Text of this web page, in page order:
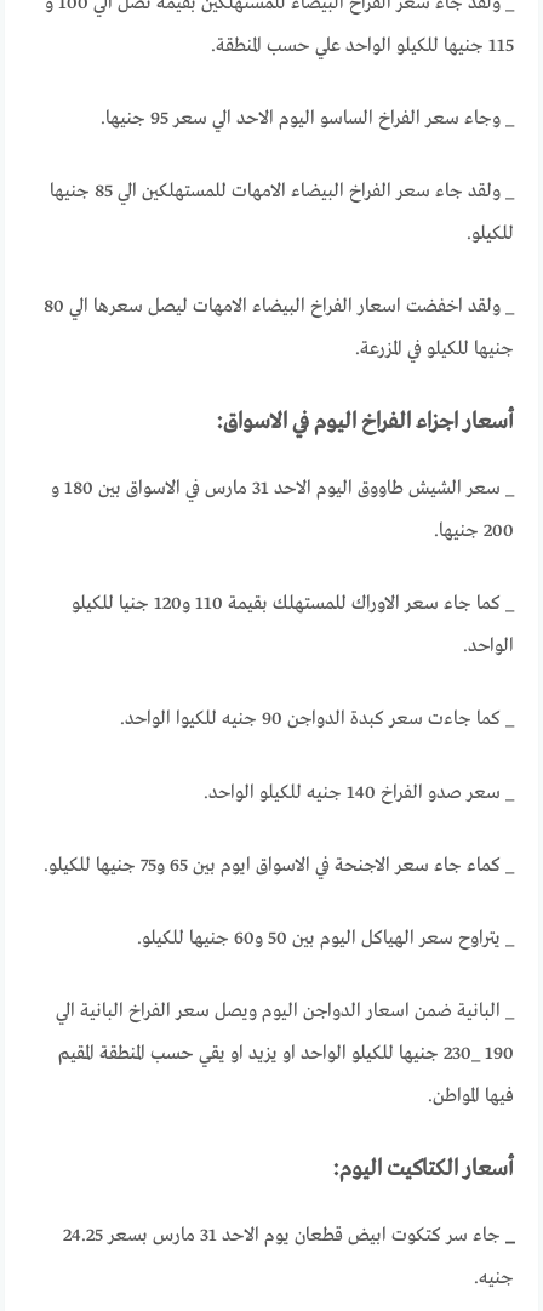
115 جنيها للكيلو الواحد علي حسب المنطقة.
_ وجاء سعر الفراخ الساسو اليوم الاحد الي سعر 95 جنيها.
_ ولقد جاء سعر الفراخ البيضاء الامهات للمستهلكين الي 85 جنيها
للكيلو.
_ ولقد اخفضت اسعار الفراخ البيضاء الامهات ليصل سعرها الي 80
جنيها للكيلو في المزرعة.
أسعار اجزاء الفراخ اليوم في الاسواق:
_ سعر الشيش طاووق اليوم الاحد 31 مارس في الاسواق بين 180 و
200 جنيها.
_ كما جاء سعر الاوراك للمستهلك بقيمة 110 و120 جنيا للكيلو
الواحد.
_ كما جاءت سعر كبدة الدواجن 90 جنيه للكيوا الواحد.
_ سعر صدو الفراخ 140 جنيه للكيلو الواحد.
_ كماء جاء سعر الاجنحة في الاسواق ايوم بين 65 و75 جنيها للكيلو.
_ يتراوح سعر الهياكل اليوم بين 50 و60 جنيها للكيلو.
_ البانية ضمن اسعار الدواجن اليوم ويصل سعر الفراخ البانية الي
190 _230 جنيها للكيلو الواحد او يزيد او يقي حسب المنطقة المقيم
فيها المواطن.
أسعار الكتاكيت اليوم:
_
جاء سر كتكوت ابيض قطعان يوم الاحد 31 مارس بسعر 24.25
جنيه.